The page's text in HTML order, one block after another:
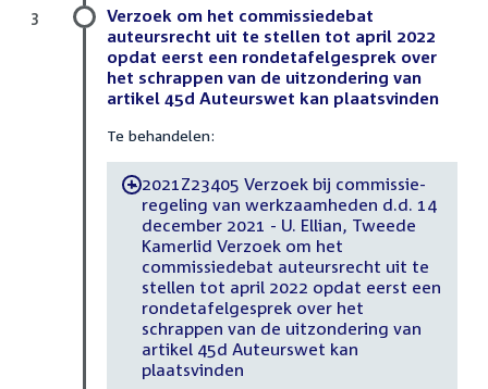
Verzoek om het commissiedebat
auteursrecht uit te stellen tot april 2022
opdat eerst een rondetafelgesprek over
het schrappen van de uitzondering van
artikel 45d Auteurswet kan plaatsvinden
Te behandelen:
-2021Z23405 Verzoek bij commissie-
regeling van werkzaamheden d.d. 14
december 2021 - U. Ellian, Tweede
Kamerlid Verzoek om het
commissiedebat auteursrecht uit te
stellen tot april 2022 opdat eerst een
rondetafelgesprek over het
schrappen van de uitzondering van
artikel 45d Auteurswet kan
plaatsvinden
3